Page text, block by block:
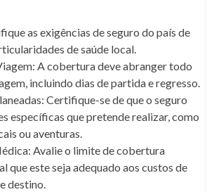
as exigências de seguro do país de
de saúde local.
A cobertura deve abranger todo
incluindo dias de partida e regresso.
Certifique-se de que o seguro
específicas que pretende realizar, como
ou aventuras.
Avalie o limite de cobertura
que este seja adequado aos custos de
destino.